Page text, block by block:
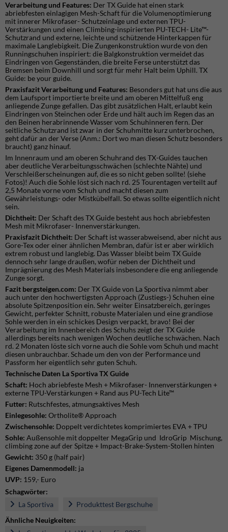
Verarbeitung und Features: Der TX Guide hat einen stark
abriebfesten einlagigen Mesh-Schaft für die Volumenoptimierung
mit innerer Mikrofaser- Schutzeinlage und externen TPU-
Verstärkungen und einen Climbing-inspirierten PU-TECH- Lite™-
Schutzrand und externe, leichte und schützende Hinterkappen für
maximale Langlebigkeit. Die Zungenkonstruktion wurde von den
Runningschuhen inspiriert: die Balgkonstruktion vermeidet das
Eindringen von Gegenständen, die breite Ferse unterstützt das
Bremsen beim Downhill und sorgt für mehr Halt beim Uphill. TX
Guide: be your guide.
Praxisfazit Verarbeitung und Features: Besonders gut hat uns die aus
dem Laufsport importierte breite und am oberen Mittelfuß eng
anliegende Zunge gefallen. Das gibt zusätzlichen Halt, erlaubt kein
Eindringen von Steinchen oder Erde und hält auch im Regen das an
den Beinen herabrinnende Wasser vom Schuhinneren fern. Der
seitliche Schutzrand ist zwar in der Schuhmitte kurz unterbrochen,
geht dafür an der Verse (Anm.: Dort wo man diesen Schutz besonders
braucht) ganz hinauf.
Im Innenraum und am oberen Schuhrand des TX-Guides tauchen
aber deutliche Verarbeitungsschwächen (schlechte Nähte) und
Verschleißerscheinungen auf, die es so nicht geben sollte! (siehe
Fotos)! Auch die Sohle löst sich nach rd. 25 Tourentagen verteilt auf
2,5 Monate vorne vom Schuh und macht diesen zum
Gewährleistungs- oder Mistkübelfall. So etwas sollte eigentlich nicht
sein.
Dichtheit: Der Schaft des TX Guide besteht aus hoch abriebfesten
Mesh mit Mikrofaser- Innenverstärkungen.
Praxisfazit Dichtheit: Der Schaft ist wasserabweisend, aber nicht aus
Gore-Tex oder einer ähnlichen Membran, dafür ist er aber wirklich
extrem robust und langlebig. Das Wasser bleibt beim TX Guide
dennoch sehr lange draußen, wofür neben der Dichtheit und
Imprägnierung des Mesh Materials insbesondere die eng anliegende
Zunge sorgt.
Fazit bergsteigen.com: Der TX Guide von La Sportiva nimmt aber
auch unter den hochwertigsten Approach (Zustiegs-) Schuhen eine
absolute Spitzenposition ein. Sehr weiter Einsatzbereich, geringes
Gewicht, perfekter Schnitt, robuste Materialen und eine grandiose
Sohle werden in ein schickes Design verpackt, bravo! Bei der
Verarbeitung im Innenbereich des Schuhs zeigt der TX Guide
allerdings bereits nach wenigen Wochen deutliche schwächen. Nach
rd. 2 Monaten löste sich vorne auch die Sohle vom Schuh und macht
diesen unbrauchbar. Schade um den von der Performance und
Passform her eigentlich sehr guten Schuh.
Technische Daten La Sportiva TX Guide
Schaft: Hoch abriebfeste Mesh + Mikrofaser- Innenverstärkungen +
externe TPU-Verstärkungen + Rand aus PU-Tech Lite™
Futter: Rutschfestes, atmungsaktives Mesh
Einlegesohle: Ortholite® Approach
Zwischensohle: Doppelt verdichtetes komprimiertes EVA + TPU
Sohle: Außensohle mit doppelter MegaGrip und IdroGrip Mischung,
climbing zone auf der Spitze + Impact-Brake-System-Stollen hinten
Gewicht: 350 g (half pair)
Eigenes Damenmodell: ja
UVP: 159,- Euro
Schagwörter:
La Sportiva
Produkttest Bergschuhe
Ähnliche Neuigkeiten: